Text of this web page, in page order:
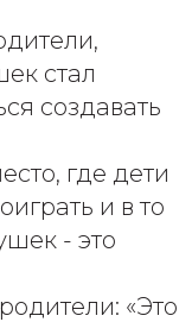
стал
создавать
где дети
и в то
- это
«Это